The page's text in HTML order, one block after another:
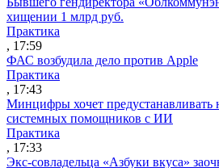
хищении 1 млрд руб.
Практика
, 17:59
ФАС возбудила дело против Apple
Практика
, 17:43
Минцифры хочет предустанавливать
системных помощников с ИИ
Практика
, 17:33
Экс-совладельца «Азбуки вкуса»